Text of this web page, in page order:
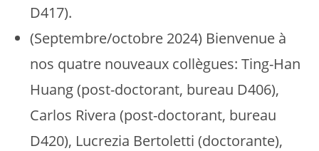
D417).
(Septembre/octobre 2024) Bienvenue à
nos quatre nouveaux collègues: Ting-Han
Huang (post-doctorant, bureau D406),
Carlos Rivera (post-doctorant, bureau
D420), Lucrezia Bertoletti (doctorante),